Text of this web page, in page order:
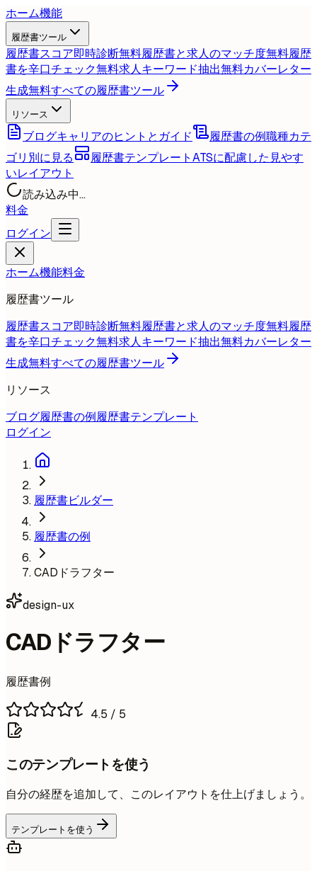
ホーム機能
履歴書ツール
履歴書スコア即時診断無料履歴書と求人のマッチ度無料履歴
書を辛口チェック無料求人キーワード抽出無料カバーレター
生成無料すべての履歴書ツール
リソース
ブログキャリアのヒントとガイド 履歴書の例職種カテ
ゴリ別に見る
履歴書テンプレートATSに配慮した見やす
いレイアウト
読み込み中...
料金
ログイン
ホーム機能料金
履歴書ツール
履歴書スコア即時診断無料履歴書と求人のマッチ度無料履歴
書を辛口チェック無料求人キーワード抽出無料カバーレター
生成無料すべての履歴書ツール
リソース
ブログ履歴書の例履歴書テンプレート
ログイン
履歴書ビルダー
履歴書の例
CADドラフター
design-ux
CADドラフター
履歴書例
4.5 / 5
このテンプレートを使う
自分の経歴を追加して、このレイアウトを仕上げましょう。
テンプレートを使う